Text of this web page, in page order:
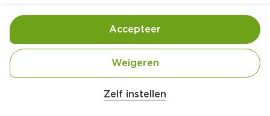
Ingrediënten Bereiding
2 rijpe, maar stevige peren (bijv. Conference)
Zelf instellen
Weigeren
Accepteer